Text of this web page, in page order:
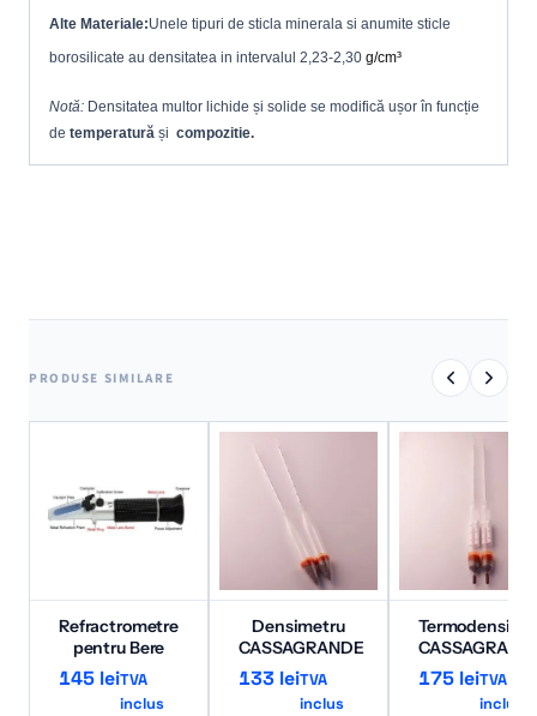
Alte Materiale:Unele tipuri de sticla minerala si anumite sticle
borosilicate au densitatea in intervalul 2,23-2,30 g/cm³
Notă: Densitatea multor lichide și solide se modifică ușor în funcție
de temperatură și compozitie.
PRODUSE SIMILARE
Refractrometre
pentru Bere
145 leiTVA
inclus
Densimetru
CASSAGRANDE
133 leiTVA
inclus
175 leiTVA
inclus